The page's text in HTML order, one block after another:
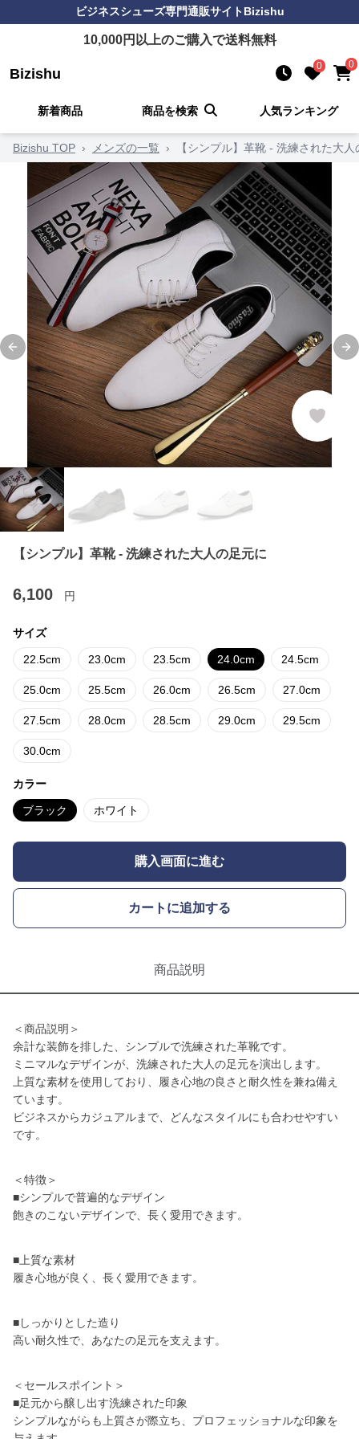
ビジネスシューズ専門通販サイトBizishu
10,000円以上のご購入で送料無料
Bizishu 0 0
新着商品 商品を検索 人気ランキング
Bizishu TOP › メンズの一覧 › 【シンプル】革靴 - 洗練された大
Previous slide
【シンプル】革靴 - 洗練された大人の足元に
6,100 円
サイズ
22.5cm 23.0cm 23.5cm 24.0cm 24.5cm
25.0cm 25.5cm 26.0cm 26.5cm 27.0cm
27.5cm 28.0cm 28.5cm 29.0cm 29.5cm
30.0cm
カラー
ブラック ホワイト
購入画面に進む
カートに追加する
商品説明
＜商品説明＞
余計な装飾を排した、シンプルで洗練された革靴です。
ミニマルなデザインが、洗練された大人の足元を演出します。
上質な素材を使用しており、履き心地の良さと耐久性を兼ね備え
ています。
ビジネスからカジュアルまで、どんなスタイルにも合わせやすい
です。
＜特徴＞
■シンプルで普遍的なデザイン
飽きのこないデザインで、長く愛用できます。
■上質な素材
履き心地が良く、長く愛用できます。
■しっかりとした造り
高い耐久性で、あなたの足元を支えます。
＜セールスポイント＞
■足元から醸し出す洗練された印象
シンプルながらも上質さが際立ち、プロフェッショナルな印象を